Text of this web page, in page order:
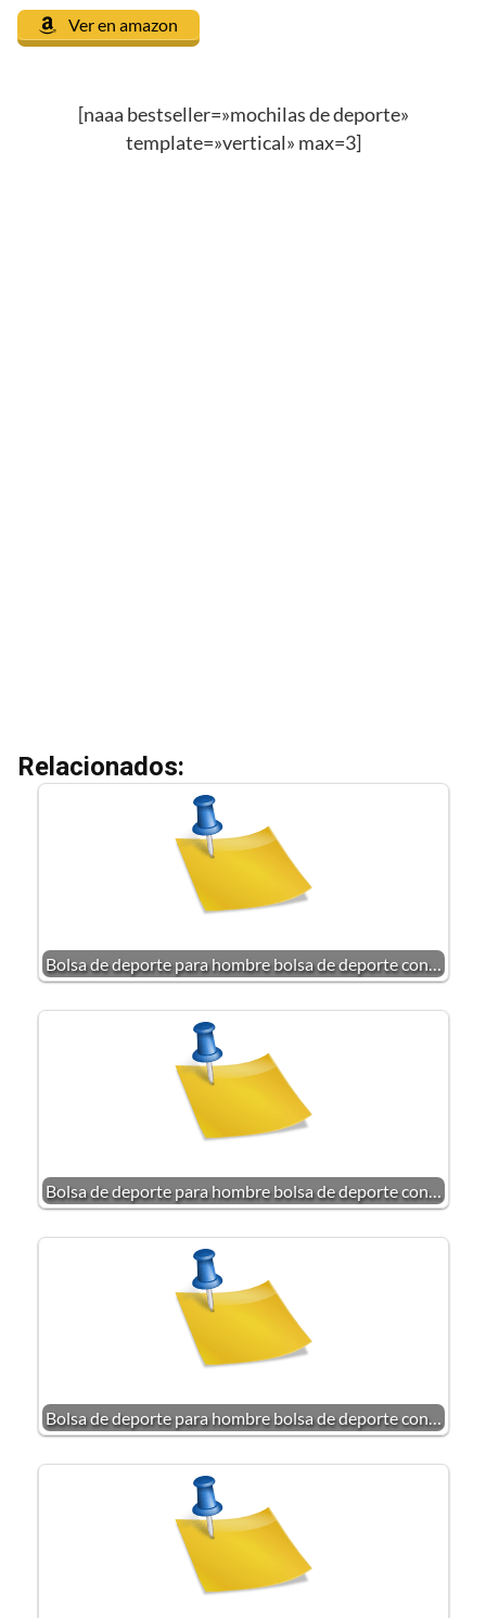
Ver en amazon
[naaa bestseller=»mochilas de deporte»
template=»vertical» max=3]
Relacionados:
Bolsa de deporte para hombre bolsa de deporte con…
Bolsa de deporte para hombre bolsa de deporte con…
Bolsa de deporte para hombre bolsa de deporte con…